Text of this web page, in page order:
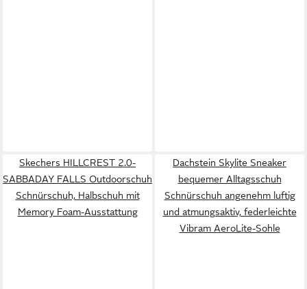
Skechers HILLCREST 2.0-
SABBADAY FALLS Outdoorschuh
Schnürschuh, Halbschuh mit
Memory Foam-Ausstattung
Dachstein Skylite Sneaker
bequemer Alltagsschuh
Schnürschuh angenehm luftig
und atmungsaktiv, federleichte
Vibram AeroLite-Sohle